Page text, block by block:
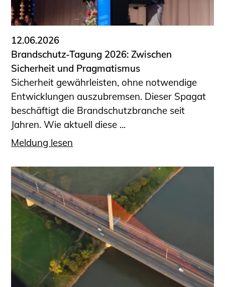
Informationen für Fortbildungsträger
Anträge, Anzeigen, Formulare
Fortbildung/Seminare
Informationen für Ingenieurinnen
und Ingenieure
Recht
Planungswettbewerbe
Publikationen
Stellenbörse
Staatlich anerkannte Sachverständige
Sachverständige
Prüfsachverständige
Qualifizierte Tragwerksplaner/-innen
Bauvorlageberechtigte
Sachkundige für Zustands- und
Funktionsprüfung privater
Abwasserleitungen
Vereinbarungen mit
12.06.2026
Brandschutz-Tagung 2026: Zwischen
Sicherheit und Pragmatismus
Sicherheit gewährleisten, ohne notwendige
Entwicklungen auszubremsen. Dieser Spagat
beschäftigt die Brandschutzbranche seit
Jahren. Wie aktuell diese ...
Meldung lesen